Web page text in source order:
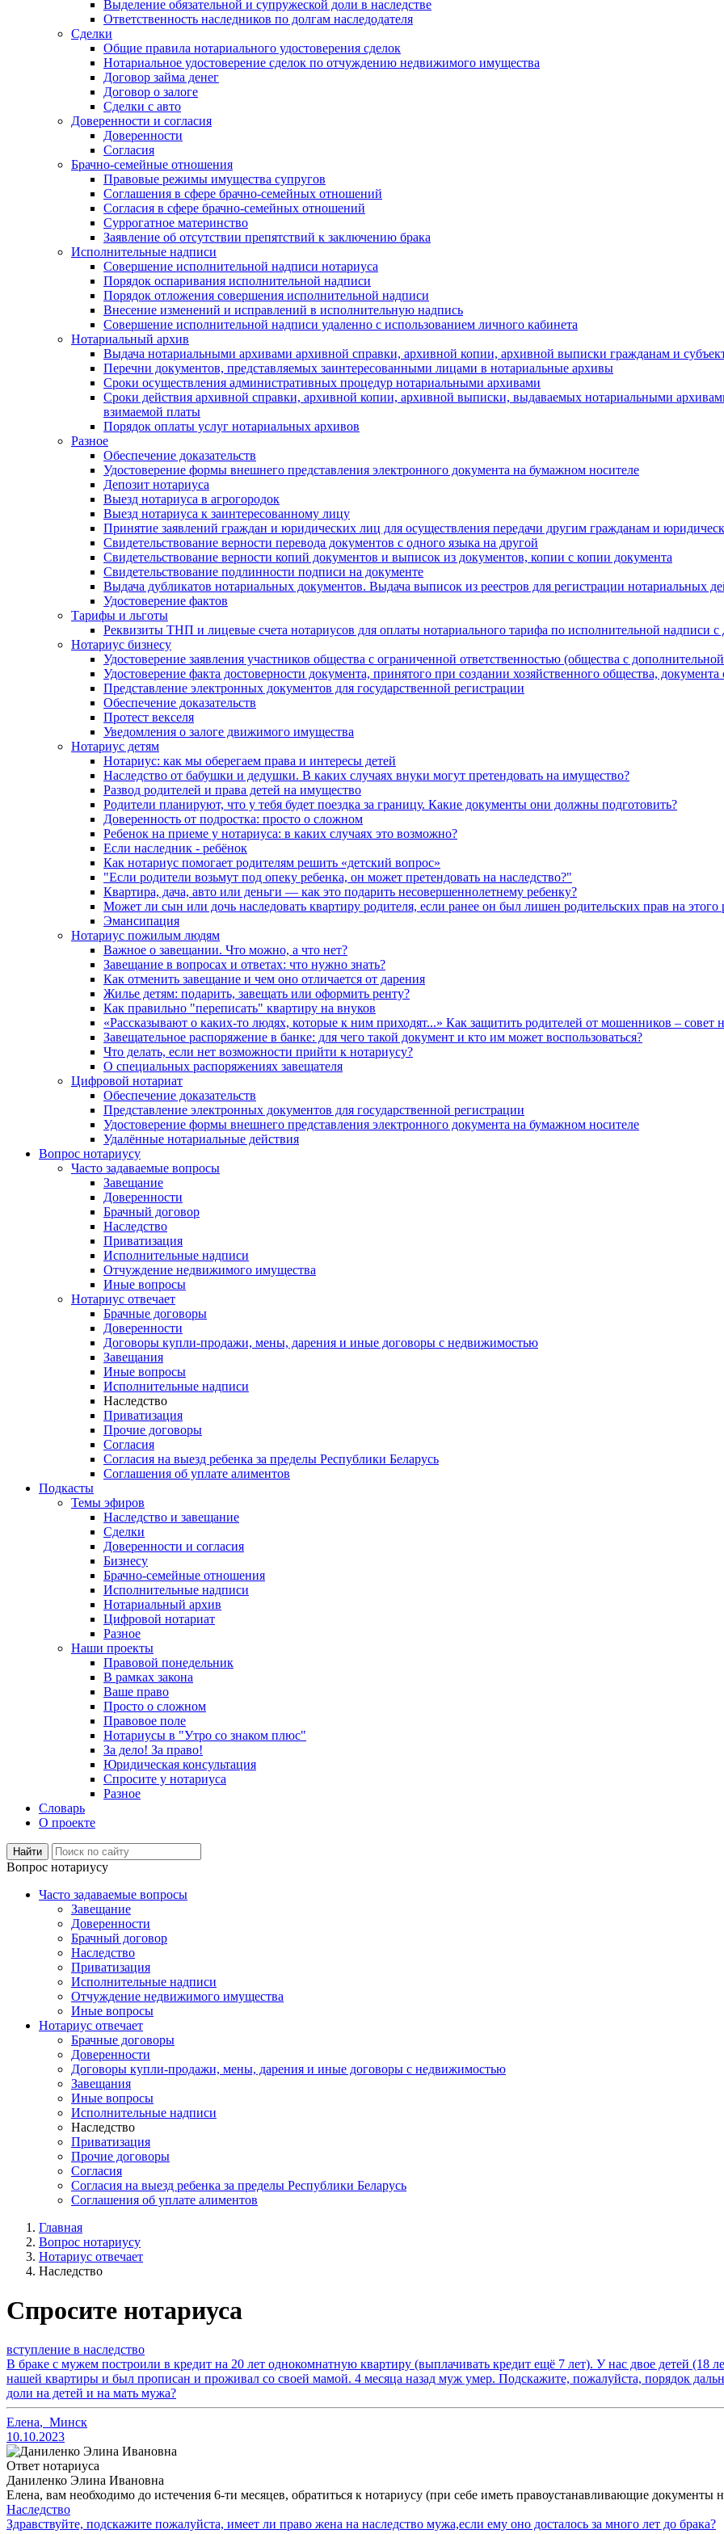
Выделение обязательной и супружеской доли в наследстве
Ответственность наследников по долгам наследодателя
Сделки
Общие правила нотариального удостоверения сделок
Нотариальное удостоверение сделок по отчуждению недвижимого имущества
Договор займа денег
Договор о залоге
Сделки с авто
Доверенности и согласия
Доверенности
Согласия
Брачно-семейные отношения
Правовые режимы имущества супругов
Соглашения в сфере брачно-семейных отношений
Согласия в сфере брачно-семейных отношений
Суррогатное материнство
Заявление об отсутствии препятствий к заключению брака
Исполнительные надписи
Совершение исполнительной надписи нотариуса
Порядок оспаривания исполнительной надписи
Порядок отложения совершения исполнительной надписи
Внесение изменений и исправлений в исполнительную надпись
Совершение исполнительной надписи удаленно с использованием личного кабинета
Нотариальный архив
Выдача нотариальными архивами архивной справки, архивной копии, архивной выписки гражданам и
Перечни документов, представляемых заинтересованными лицами в нотариальные архивы
Сроки осуществления административных процедур нотариальными архивами
Сроки действия архивной справки, архивной копии, архивной выписки, выдаваемых нотариальными
взимаемой платы
Порядок оплаты услуг нотариальных архивов
Разное
Обеспечение доказательств
Удостоверение формы внешнего представления электронного документа на бумажном носителе
Депозит нотариуса
Выезд нотариуса в агрогородок
Выезд нотариуса к заинтересованному лицу
Принятие заявлений граждан и юридических лиц для осуществления передачи другим гражданам и
Свидетельствование верности перевода документов с одного языка на другой
Свидетельствование верности копий документов и выписок из документов, копии с копии документа
Свидетельствование подлинности подписи на документе
Выдача дубликатов нотариальных документов. Выдача выписок из реестров для регистрации нотариальных
Удостоверение фактов
Тарифы и льготы
Реквизиты ТНП и лицевые счета нотариусов для оплаты нотариального тарифа по исполнительной надписи с
Нотариус бизнесу
Удостоверение заявления участников общества с ограниченной ответственностью (общества с
Удостоверение факта достоверности документа, принятого при создании хозяйственного общества,
Представление электронных документов для государственной регистрации
Обеспечение доказательств
Протест векселя
Уведомления о залоге движимого имущества
Нотариус детям
Нотариус: как мы оберегаем права и интересы детей
Наследство от бабушки и дедушки. В каких случаях внуки могут претендовать на имущество?
Развод родителей и права детей на имущество
Родители планируют, что у тебя будет поездка за границу. Какие документы они должны подготовить?
Доверенность от подростка: просто о сложном
Ребенок на приеме у нотариуса: в каких случаях это возможно?
Если наследник - ребёнок
Как нотариус помогает родителям решить «детский вопрос»
"Если родители возьмут под опеку ребенка, он может претендовать на наследство?"
Квартира, дача, авто или деньги — как это подарить несовершеннолетнему ребенку?
Может ли сын или дочь наследовать квартиру родителя, если ранее он был лишен родительских прав на этого
Эмансипация
Нотариус пожилым людям
Важное о завещании. Что можно, а что нет?
Завещание в вопросах и ответах: что нужно знать?
Как отменить завещание и чем оно отличается от дарения
Жилье детям: подарить, завещать или оформить ренту?
Как правильно "переписать" квартиру на внуков
«Рассказывают о каких-то людях, которые к ним приходят...» Как защитить родителей от мошенников – совет
Завещательное распоряжение в банке: для чего такой документ и кто им может воспользоваться?
Что делать, если нет возможности прийти к нотариусу?
О специальных распоряжениях завещателя
Цифровой нотариат
Обеспечение доказательств
Представление электронных документов для государственной регистрации
Удостоверение формы внешнего представления электронного документа на бумажном носителе
Удалённые нотариальные действия
Вопрос нотариусу
Часто задаваемые вопросы
Завещание
Доверенности
Брачный договор
Наследство
Приватизация
Исполнительные надписи
Отчуждение недвижимого имущества
Иные вопросы
Нотариус отвечает
Брачные договоры
Доверенности
Договоры купли-продажи, мены, дарения и иные договоры с недвижимостью
Завещания
Иные вопросы
Исполнительные надписи
Наследство
Приватизация
Прочие договоры
Согласия
Согласия на выезд ребенка за пределы Республики Беларусь
Соглашения об уплате алиментов
Подкасты
Темы эфиров
Наследство и завещание
Сделки
Доверенности и согласия
Бизнесу
Брачно-семейные отношения
Исполнительные надписи
Нотариальный архив
Цифровой нотариат
Разное
Наши проекты
Правовой понедельник
В рамках закона
Ваше право
Просто о сложном
Правовое поле
Нотариусы в "Утро со знаком плюс"
За дело! За право!
Юридическая консультация
Спросите у нотариуса
Разное
Словарь
О проекте
Вопрос нотариусу
Часто задаваемые вопросы
Завещание
Доверенности
Брачный договор
Наследство
Приватизация
Исполнительные надписи
Отчуждение недвижимого имущества
Иные вопросы
Нотариус отвечает
Брачные договоры
Доверенности
Договоры купли-продажи, мены, дарения и иные договоры с недвижимостью
Завещания
Иные вопросы
Исполнительные надписи
Наследство
Приватизация
Прочие договоры
Согласия
Согласия на выезд ребенка за пределы Республики Беларусь
Соглашения об уплате алиментов
Главная
Вопрос нотариусу
Нотариус отвечает
Наследство
Спросите нотариуса
вступление в наследство
В браке с мужем построили в кредит на 20 лет однокомнатную квартиру (выплачивать кредит ещё 7 лет). У нас двое детей (18
нашей квартиры и был прописан и проживал со своей мамой. 4 месяца назад муж умер. Подскажите, пожалуйста, порядок
доли на детей и на мать мужа?
Елена, Минск
10.10.2023
Ответ нотариуса
Даниленко Элина Ивановна
Елена, вам необходимо до истечения 6-ти месяцев, обратиться к нотариусу (при себе иметь правоустанавливающие документы
Наследство
Здравствуйте, подскажите пожалуйста, имеет ли право жена на наследство мужа,если ему оно досталось за много лет до брака?